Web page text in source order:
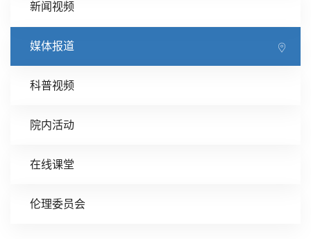
新闻视频
媒体报道
科普视频
院内活动
在线课堂
伦理委员会